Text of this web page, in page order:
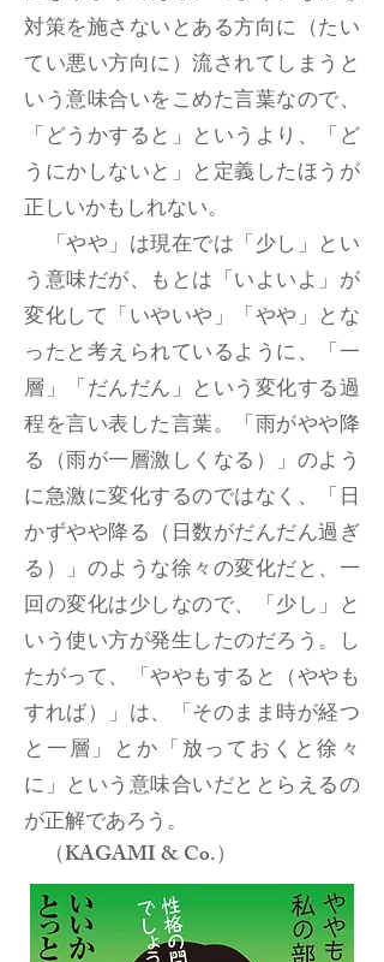
対策を施さないとある方向に（たい
てい悪い方向に）流されてしまうと
いう意味合いをこめた言葉なので、
「どうかすると」というより、「ど
うにかしないと」と定義したほうが
正しいかもしれない。
「やや」は現在では「少し」とい
う意味だが、もとは「いよいよ」が
変化して「いやいや」「やや」とな
ったと考えられているように、「一
層」「だんだん」という変化する過
程を言い表した言葉。「雨がやや降
る（雨が一層激しくなる）」のよう
に急激に変化するのではなく、「日
かずやや降る（日数がだんだん過ぎ
る）」のような徐々の変化だと、一
回の変化は少しなので、「少し」と
いう使い方が発生したのだろう。し
たがって、「ややもすると（ややも
すれば）」は、「そのまま時が経つ
と一層」とか「放っておくと徐々
に」という意味合いだととらえるの
が正解であろう。
（KAGAMI & Co.）